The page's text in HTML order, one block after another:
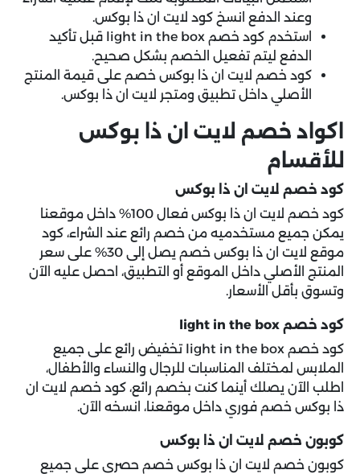
وعند الدفع انسخ كود لايت ان ذا بوكس.
استخدم كود خصم light in the box قبل تأكيد
الدفع ليتم تفعيل الخصم بشكل صحيح.
كود خصم لايت ان ذا بوكس خصم على قيمة المنتج
الأصلي داخل تطبيق ومتجر لايت ان ذا بوكس.
اكواد خصم لايت ان ذا بوكس
للأقسام
كود خصم لايت ان ذا بوكس
كود خصم لايت ان ذا بوكس فعال 100% داخل موقعنا
يمكن جميع مستخدميه من خصم رائع عند الشراء، كود
موقع لايت ان ذا بوكس خصم يصل إلى 30% على سعر
المنتج الأصلي داخل الموقع أو التطبيق، احصل عليه الآن
وتسوق بأقل الأسعار.
كود خصم light in the box
كود خصم light in the box تخفيض رائع على جميع
الملابس لمختلف المناسبات للرجال والنساء والأطفال،
اطلب الآن يصلك أينما كنت بخصم رائع، كود خصم لايت ان
ذا بوكس خصم فوري داخل موقعنا، انسخه الآن.
كوبون خصم لايت ان ذا بوكس
كوبون خصم لايت ان ذا بوكس خصم حصري على جميع